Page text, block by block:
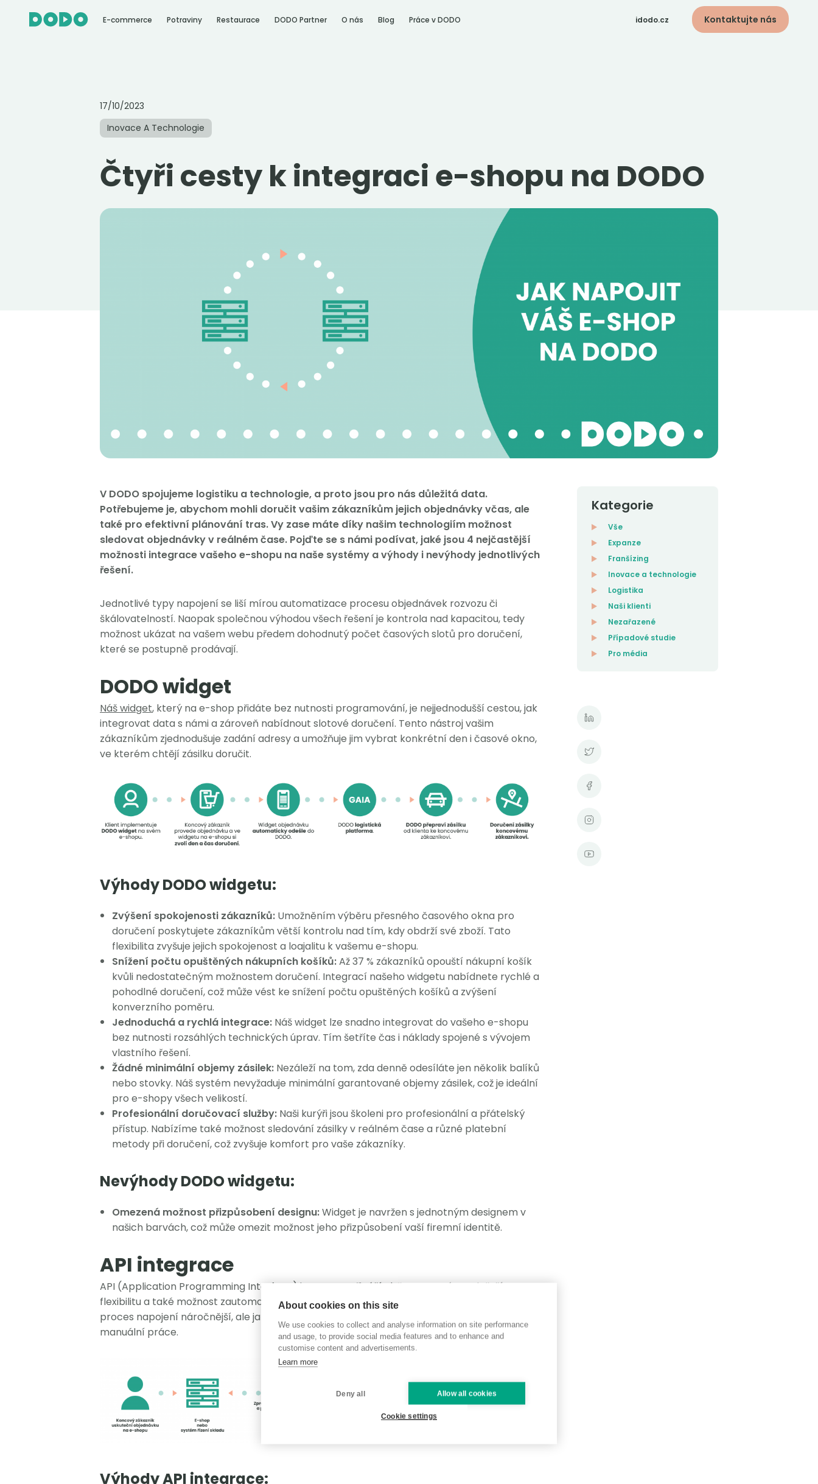
E-commerce Potraviny Restaurace DODO Partner O nás Blog Práce v DODO
idodo.cz
Kontaktujte nás
17/10/2023
Inovace A Technologie
Čtyři cesty k integraci e-shopu na DODO
V DODO spojujeme logistiku a technologie, a proto jsou pro nás důležitá data.
Potřebujeme je, abychom mohli doručit vašim zákazníkům jejich objednávky včas, ale
také pro efektivní plánování tras. Vy zase máte díky našim technologiím možnost
sledovat objednávky v reálném čase. Pojďte se s námi podívat, jaké jsou 4 nejčastější
možnosti integrace vašeho e-shopu na naše systémy a výhody i nevýhody jednotlivých
řešení.
Jednotlivé typy napojení se liší mírou automatizace procesu objednávek rozvozu či
škálovatelností. Naopak společnou výhodou všech řešení je kontrola nad kapacitou, tedy
možnost ukázat na vašem webu předem dohodnutý počet časových slotů pro doručení,
které se postupně prodávají.
DODO widget
Náš widget, který na e-shop přidáte bez nutnosti programování, je nejjednodušší cestou, jak
integrovat data s námi a zároveň nabídnout slotové doručení. Tento nástroj vašim
zákazníkům zjednodušuje zadání adresy a umožňuje jim vybrat konkrétní den i časové okno,
ve kterém chtějí zásilku doručit.
Výhody DODO widgetu:
Zvýšení spokojenosti zákazníků: Umožněním výběru přesného časového okna pro
doručení poskytujete zákazníkům větší kontrolu nad tím, kdy obdrží své zboží. Tato
flexibilita zvyšuje jejich spokojenost a loajalitu k vašemu e-shopu.
Snížení počtu opuštěných nákupních košíků:Až 37 % zákazníků opouští nákupní košík
kvůli nedostatečným možnostem doručení. Integrací našeho widgetu nabídnete rychlé a
pohodlné doručení, což může vést ke snížení počtu opuštěných košíků a zvýšení
konverzního poměru.
Jednoduchá a rychlá integrace: Náš widget lze snadno integrovat do vašeho e-shopu
bez nutnosti rozsáhlých technických úprav. Tím šetříte čas i náklady spojené s vývojem
vlastního řešení.
Žádné minimální objemy zásilek: Nezáleží na tom, zda denně odesíláte jen několik balíků
nebo stovky. Náš systém nevyžaduje minimální garantované objemy zásilek, což je ideální
pro e-shopy všech velikostí.
Profesionální doručovací služby: Naši kurýři jsou školeni pro profesionální a přátelský
přístup. Nabízíme také možnost sledování zásilky v reálném čase a různé platební
metody při doručení, což zvyšuje komfort pro vaše zákazníky.
Nevýhody DODO widgetu:
Omezená možnost přizpůsobení designu:Widget je navržen s jednotným designem v
našich barvách, což může omezit možnost jeho přizpůsobení vaší firemní identitě.
API integrace
API (Application Programming Interface) integrace přináší oběma stranám největší
flexibilitu a také možnost zautomatizovat práci s objednávkami. Z technického hlediska je
proces napojení náročnější, ale jakmile ho nastavíme, odpadne vám spousta starostí a
manuální práce.
Výhody API integrace:
Kategorie
Vše
Expanze
Franšízing
Inovace a technologie
Logistika
Naši klienti
Nezařazené
Případové studie
Pro média
About cookies on this site
We use cookies to collect and analyse information on site performance
and usage, to provide social media features and to enhance and
customise content and advertisements.
Learn more
Deny all Allow all cookies
Cookie settings